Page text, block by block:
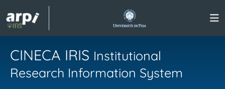
CINECA IRIS Institutional
Research Information System